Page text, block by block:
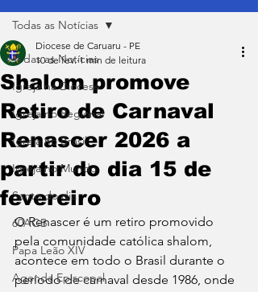
Todas as Notícias
Igreja na Diocese
Igreja no Regional
Igreja no Brasil
Igreja no Mundo
Santo do dia
60AGB
Papa Leão XIV
Agenda Episcopal
Todas as Notícias
Shalom promove
Retiro de Carnaval
Renascer 2026 a
partir do dia 15 de
fevereiro
Diocese de Caruaru - PE
10 de fev. 1 min de leitura
O Renascer é um retiro promovido
pela comunidade católica shalom,
acontece em todo o Brasil durante o
período de carnaval desde 1986, onde